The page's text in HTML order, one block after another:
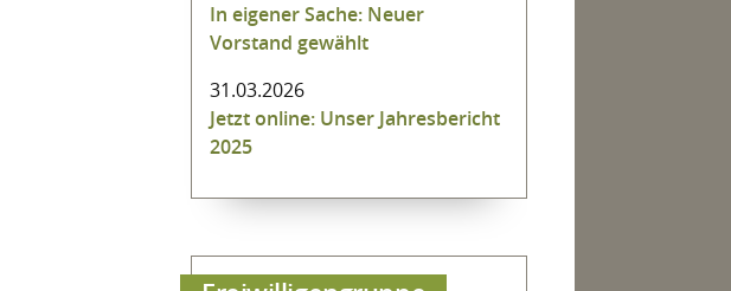
In eigener Sache: Neuer
Vorstand gewählt
31.03.2026
Jetzt online: Unser Jahresbericht
2025